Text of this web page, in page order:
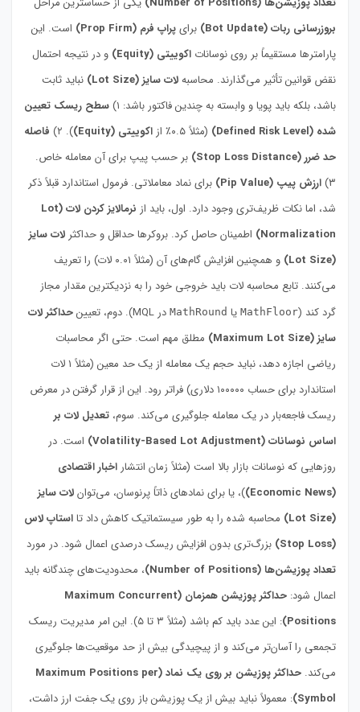
بروزرسانی ربات (Bot Update)
برایپراپ فرم (Prop Firm)
است. این
پارامترها مستقیماً بر روی نوسانات اکوییتی (Equity)
و در نتیجه احتمال
نقض قوانین تأثیر می‌گذارند. محاسبهلات سایز (Lot Size)
نباید ثابت
باشد، بلکه باید پویا و وابسته به چندین فاکتور باشد: ۱)
سطح ریسک تعیین
شده (Defined Risk Level)
(مثلاً ۰.۵٪ از اکوییتی (Equity) ). ۲)
فاصله
حد ضرر (Stop Loss Distance)
بر حسب پیپ برای آن معامله خاص.
۳) ارزش پیپ (Pip Value)
برای نماد معاملاتی. فرمول استاندارد قبلاً ذکر
شد، اما نکات ظریف‌تری وجود دارد. اول، باید از
نرمالایز کردن لات (Lot
Normalization) اطمینان حاصل کرد. بروکرها حداقل و حداکثر لات سایز
(Lot Size)
و همچنین افزایش گام‌های آن (مثلاً ۰.۰۱ لات) را تعریف
می‌کنند. تابع محاسبه لات باید خروجی خود را به نزدیکترین مقدار مجاز
گرد کند (MathFloor یا MathRound در MQL). دوم، تعیین
حداکثر لات
سایز (Maximum Lot Size)
مطلق مهم است. حتی اگر محاسبات
ریاضی اجازه دهد، نباید حجم یک معامله از یک حد معین (مثلاً ۱ لات
استاندارد برای حساب ۱۰۰۰۰۰ دلاری) فراتر رود. این از قرار گرفتن در معرض
ریسک فاجعه‌بار در یک معامله جلوگیری می‌کند. سوم، تعدیل لات بر
اساس نوسانات (Volatility-Based Lot Adjustment)
است. در
روزهایی که نوسانات بازار بالا است (مثلاً زمان انتشار اخبار اقتصادی
(Economic News)
)، یا برای نمادهای ذاتاً پرنوسان، می‌توانلات سایز
(Lot Size)
محاسبه شده را به طور سیستماتیک کاهش داد تااستاپ لاس
(Stop Loss)
بزرگ‌تری بدون افزایش ریسک درصدی اعمال شود. در مورد
تعداد پوزیشن‌ها (Number of Positions)
، محدودیت‌های چندگانه باید
اعمال شود:
حداکثر پوزیشن همزمان (Maximum Concurrent
Positions)
: این عدد باید کم باشد (مثلاً ۳ تا ۵). این امر مدیریت ریسک
تجمعی را آسان‌تر می‌کند و از پیچیدگی بیش از حد موقعیت‌ها جلوگیری
می‌کند.
حداکثر پوزیشن بر روی یک نماد (Maximum Positions per
Symbol) : معمولاً نباید بیش از یک پوزیشن باز روی یک جفت ارز داشت،